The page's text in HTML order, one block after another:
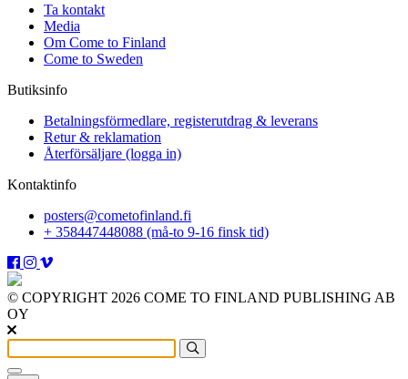
Ta kontakt
Media
Om Come to Finland
Come to Sweden
Butiksinfo
Betalningsförmedlare, registerutdrag & leverans
Retur & reklamation
Återförsäljare (logga in)
Kontaktinfo
posters@cometofinland.fi
+ 358447448088 (må-to 9-16 finsk tid)
© COPYRIGHT 2026 COME TO FINLAND PUBLISHING AB
OY